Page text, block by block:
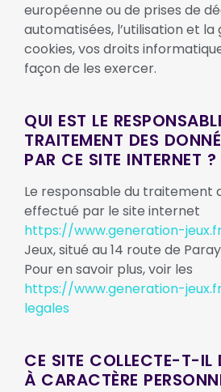
européenne ou de prises de
automatisées, l’utilisation et la
cookies, vos droits
façon de les exercer.
QUI EST LE
TRAITEMENT DES
PAR CE SITE INTERNET ?
Le responsable du traitement
effectué par le site internet
https://www.generation-
Jeux, situé au 14 route de
Pour en savoir plus, voir les
https://www.generation-
legales
CE SITE COLLECTE-T-IL
À CARACTÈRE